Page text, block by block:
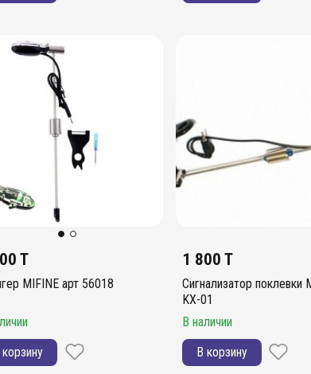
T
MIFINE арт 56018
корзину
1 800 T
Сигнализатор поклевки
KX-01
В наличии
В корзину